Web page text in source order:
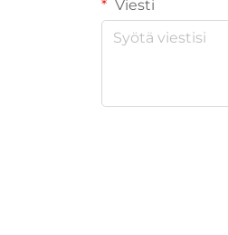
Viesti